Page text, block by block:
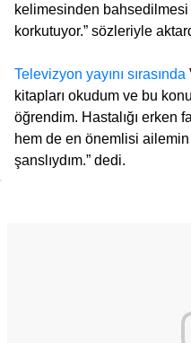
kelimesinden
korkutuyor.” sözleriyle
Televizyon yayını sırasında
kitapları okudum ve bu
öğrendim. Hastalığı erken
hem de en önemlisi ailemin
şanslıydım.” dedi.